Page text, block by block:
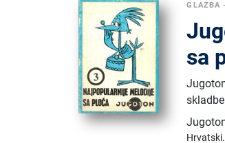
GLAZBA
sa
Hrvatski.